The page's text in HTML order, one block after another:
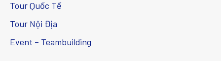
Tour Quốc Tế
Tour Nội Địa
Event – Teambuilding